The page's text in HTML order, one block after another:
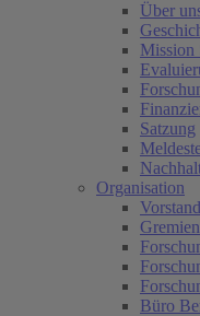
Über
Mission
Satzung
Organisation
Vorstand
Gremien
Büro